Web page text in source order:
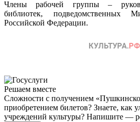
Члены рабочей группы –
библиотек, подведомственных
Российской Федерации.
Решаем вместе
Сложности с получением
приобретением билетов? Знаете, как
учреждений культуры? Напишите —